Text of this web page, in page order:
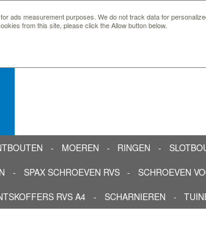
ads measurement purposes. We do not track data for
from this site, please click the Allow button below.
MOEREN RINGEN
SPAX SCHROEVEN RVS SCHROEVEN
RVS A4 SCHARNIEREN